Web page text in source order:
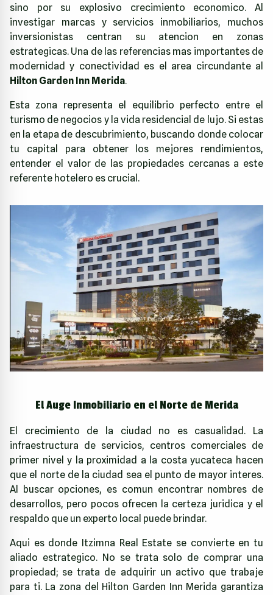
sino por su explosivo crecimiento economico. Al
investigar marcas y servicios inmobiliarios, muchos
inversionistas centran su atencion en zonas
estrategicas. Una de las referencias mas importantes de
modernidad y conectividad es el area circundante al
Hilton Garden Inn Merida.
Esta zona representa el equilibrio perfecto entre el
turismo de negocios y la vida residencial de lujo. Si estas
en la etapa de descubrimiento, buscando donde colocar
tu capital para obtener los mejores rendimientos,
entender el valor de las propiedades cercanas a este
referente hotelero es crucial.
El Auge Inmobiliario en el Norte de Merida
El crecimiento de la ciudad no es casualidad. La
infraestructura de servicios, centros comerciales de
primer nivel y la proximidad a la costa yucateca hacen
que el norte de la ciudad sea el punto de mayor interes.
Al buscar opciones, es comun encontrar nombres de
desarrollos, pero pocos ofrecen la certeza juridica y el
respaldo que un experto local puede brindar.
Aqui es donde Itzimna Real Estate se convierte en tu
aliado estrategico. No se trata solo de comprar una
propiedad; se trata de adquirir un activo que trabaje
para ti. La zona del Hilton Garden Inn Merida garantiza